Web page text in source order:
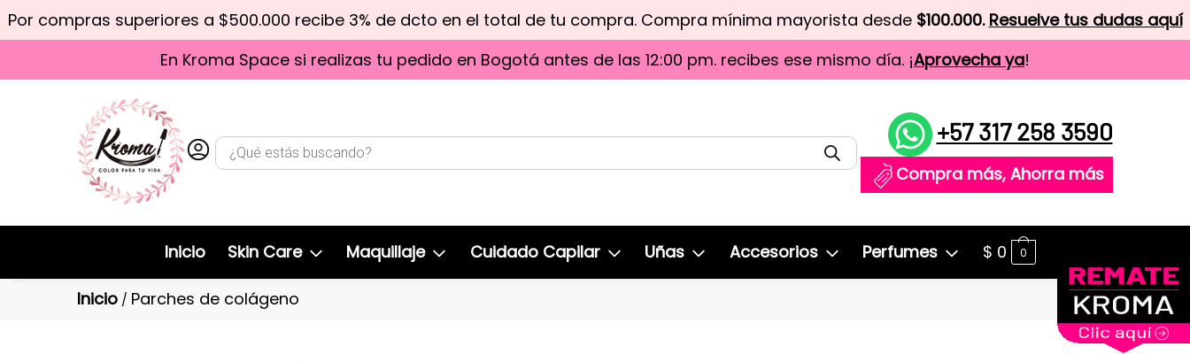
Por compras superiores a $500.000 recibe 3% de dcto en el total de tu compra. Compra mínima mayorista desde $100.000. Resuelve tus dudas aquí
En Kroma Space si realizas tu pedido en Bogotá antes de las 12:00 pm. recibes ese mismo día. ¡Aprovecha ya!
+57 317 258 3590
Compra más, Ahorra más
Inicio Skin Care Maquillaje Cuidado Capilar Uñas Accesorios Perfumes $ 0 0
Inicio / Parches de colágeno